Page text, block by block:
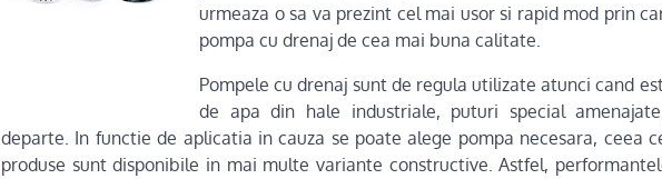
urmeaza o sa va prezint cel mai usor si rapid mod prin
pompa cu drenaj de cea mai buna calitate.
Pompele cu drenaj sunt de regula utilizate atunci cand
de apa din hale industriale, puturi special
departe. In functie de aplicatia in cauza se poate alege pompa necesara, ceea
produse sunt disponibile in mai multe variante constructive. Astfel,